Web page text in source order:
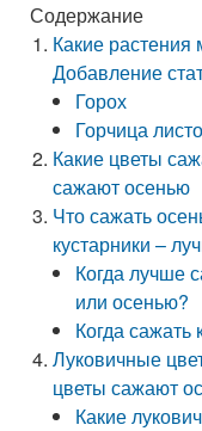
Содержание
Какие
Добавление
Горох
Горчица
Какие цветы
сажают осенью
Что сажать
кустарники –
Когда лучше
или осенью?
Когда сажать
Луковичные
цветы сажают
Какие